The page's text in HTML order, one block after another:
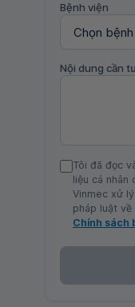
Bệnh viện
Nội dung cần
Tôi đã đọc
liệu cá nhân
Vinmec xử
pháp luật về
Chính sách